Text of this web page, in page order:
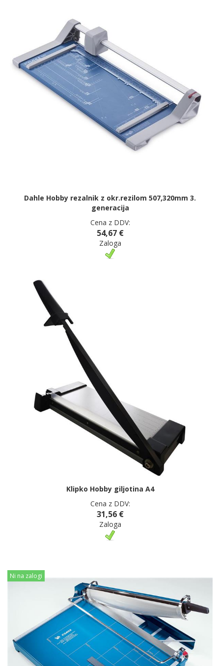
Dahle Hobby rezalnik z okr.rezilom 507,320mm 3.
generacija
Cena z DDV:
54,67 €
Zaloga
Klipko Hobby giljotina A4
Cena z DDV:
31,56 €
Zaloga
Ni na zalogi